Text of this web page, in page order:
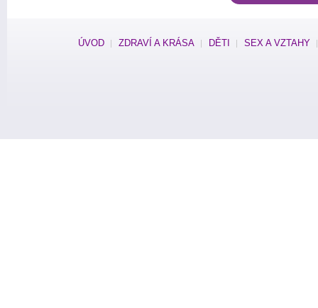
ÚVOD ZDRAVÍ A KRÁSA DĚTI SEX A VZTAHY